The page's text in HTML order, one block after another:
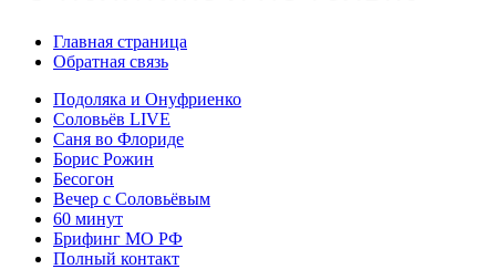
Главная страница
Обратная связь
Подоляка и Онуфриенко
Соловьёв LIVE
Саня во Флориде
Борис Рожин
Бесогон
Вечер с Соловьёвым
60 минут
Брифинг МО РФ
Полный контакт